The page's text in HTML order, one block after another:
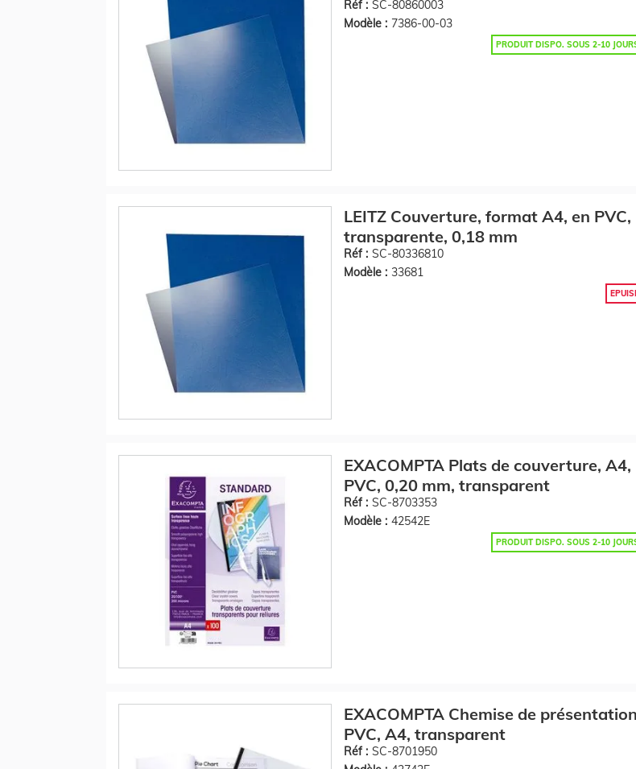
Réf : SC-80860003
Modèle : 7386-00-03
PRODUIT DISPO. SOUS 2-10
LEITZ Couverture, format A4, en PVC,
transparente, 0,18 mm
Réf : SC-80336810
Modèle : 33681
EXACOMPTA Plats de couverture, A4,
PVC, 0,20 mm, transparent
Réf : SC-8703353
Modèle : 42542E
PRODUIT DISPO. SOUS 2-10
EXACOMPTA Chemise de
PVC, A4, transparent
Réf : SC-8701950